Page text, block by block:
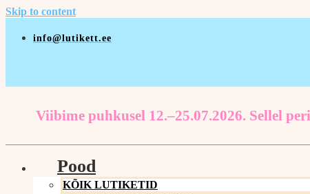
Skip to content
info@lutikett.ee
Viibime puhkusel 12.–25.07.2026. Sellel
Pood
KÕIK LUTIKETID